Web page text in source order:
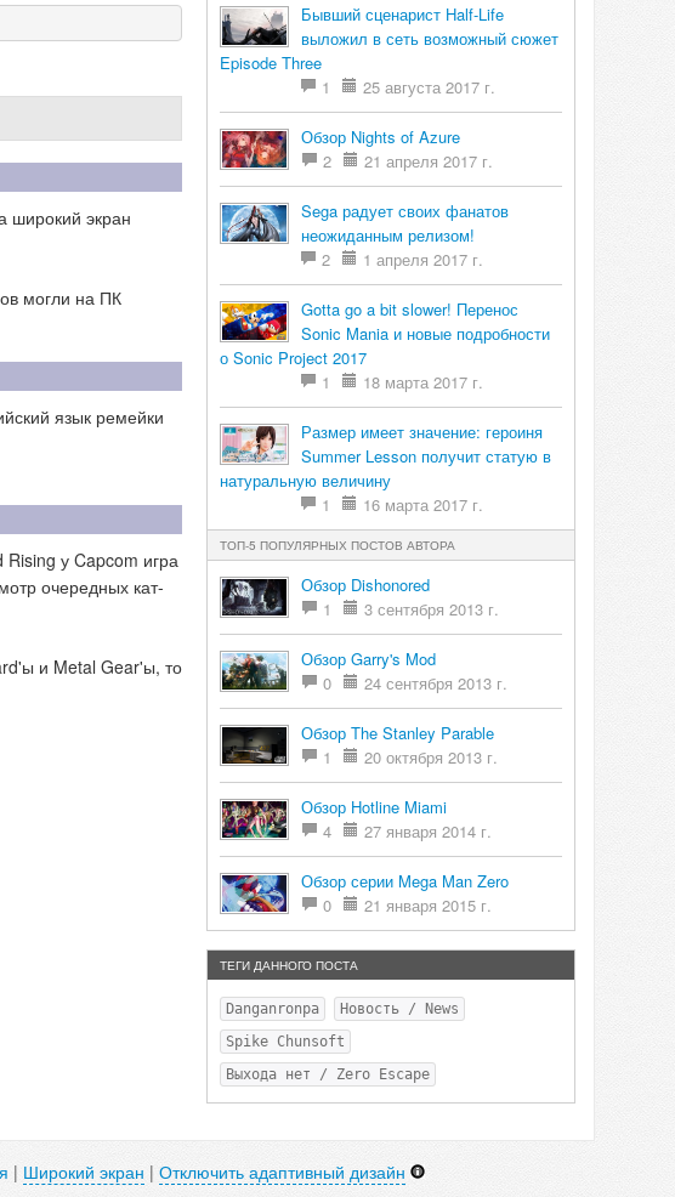
широкий экран
могли на ПК
язык ремейки
у Capcom игра
очередных кат-
и Metal Gear'ы, то
Бывший сценарист Half-Life
выложил в сеть возможный сюжет
Episode Three
1
25 августа 2017 г.
Обзор Nights of Azure
2
21 апреля 2017 г.
Sega радует своих фанатов
неожиданным релизом!
2
1 апреля 2017 г.
Gotta go a bit slower! Перенос
Sonic Mania и новые подробности
о Sonic Project 2017
1
18 марта 2017 г.
Размер имеет значение: героиня
Summer Lesson получит статую в
натуральную величину
1
16 марта 2017 г.
ТОП-5 ПОПУЛЯРНЫХ ПОСТОВ АВТОРА
Обзор Dishonored
1
3 сентября 2013 г.
Обзор Garry's Mod
0
24 сентября 2013 г.
Обзор The Stanley Parable
1
20 октября 2013 г.
Обзор Hotline Miami
4
27 января 2014 г.
Обзор серии Mega Man Zero
0
21 января 2015 г.
ТЕГИ ДАННОГО ПОСТА
Danganronpa
Новость / News
Spike Chunsoft
Выхода нет / Zero Escape
| Широкий экран | Отключить адаптивный дизайн